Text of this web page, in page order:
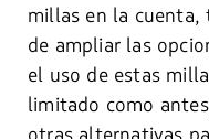
millas en la cuenta,
de ampliar las
el uso de estas
limitado como